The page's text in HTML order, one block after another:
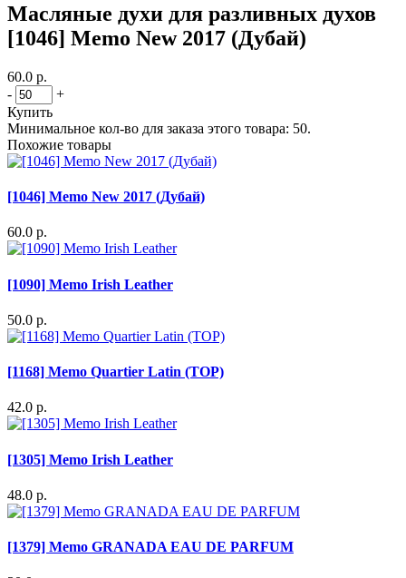
Масляные духи для разливных духов
[1046] Memo New 2017 (Дубай)
60.0 р.
-
+
Купить
Минимальное кол-во для заказа этого товара: 50.
Похожие товары
[1046] Memo New 2017 (Дубай)
60.0 р.
[1090] Memo Irish Leather
50.0 р.
[1168] Memo Quartier Latin (TOP)
42.0 р.
[1305] Memo Irish Leather
48.0 р.
[1379] Memo GRANADA EAU DE PARFUM